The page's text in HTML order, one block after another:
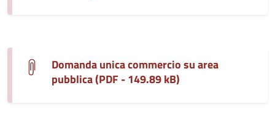
Domanda unica commercio su area
pubblica (PDF - 149.89 kB)